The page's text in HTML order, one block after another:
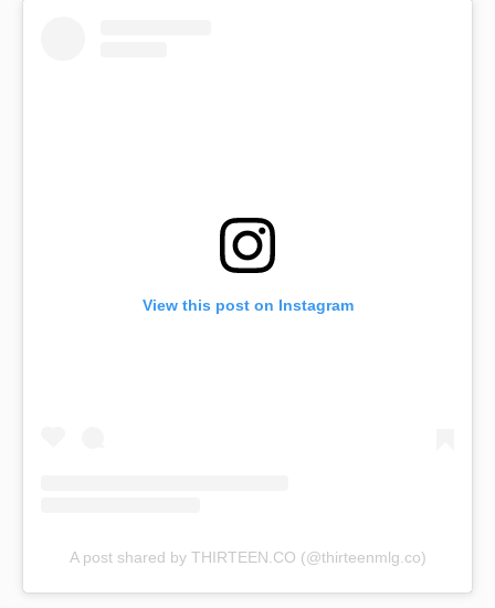
View this post on Instagram
A post shared by THIRTEEN.CO (@thirteenmlg.co)